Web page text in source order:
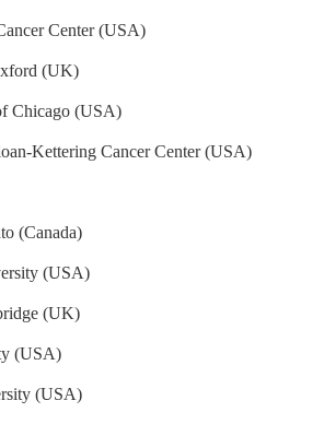
Center (USA)
(UK)
Chicago (USA)
Kettering Cancer Center (USA)
(Canada)
(USA)
(UK)
(USA)
(USA)